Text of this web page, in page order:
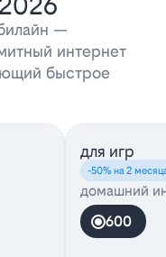
—
интернет
быстрое
для игр
-50% на 2
домашний
600